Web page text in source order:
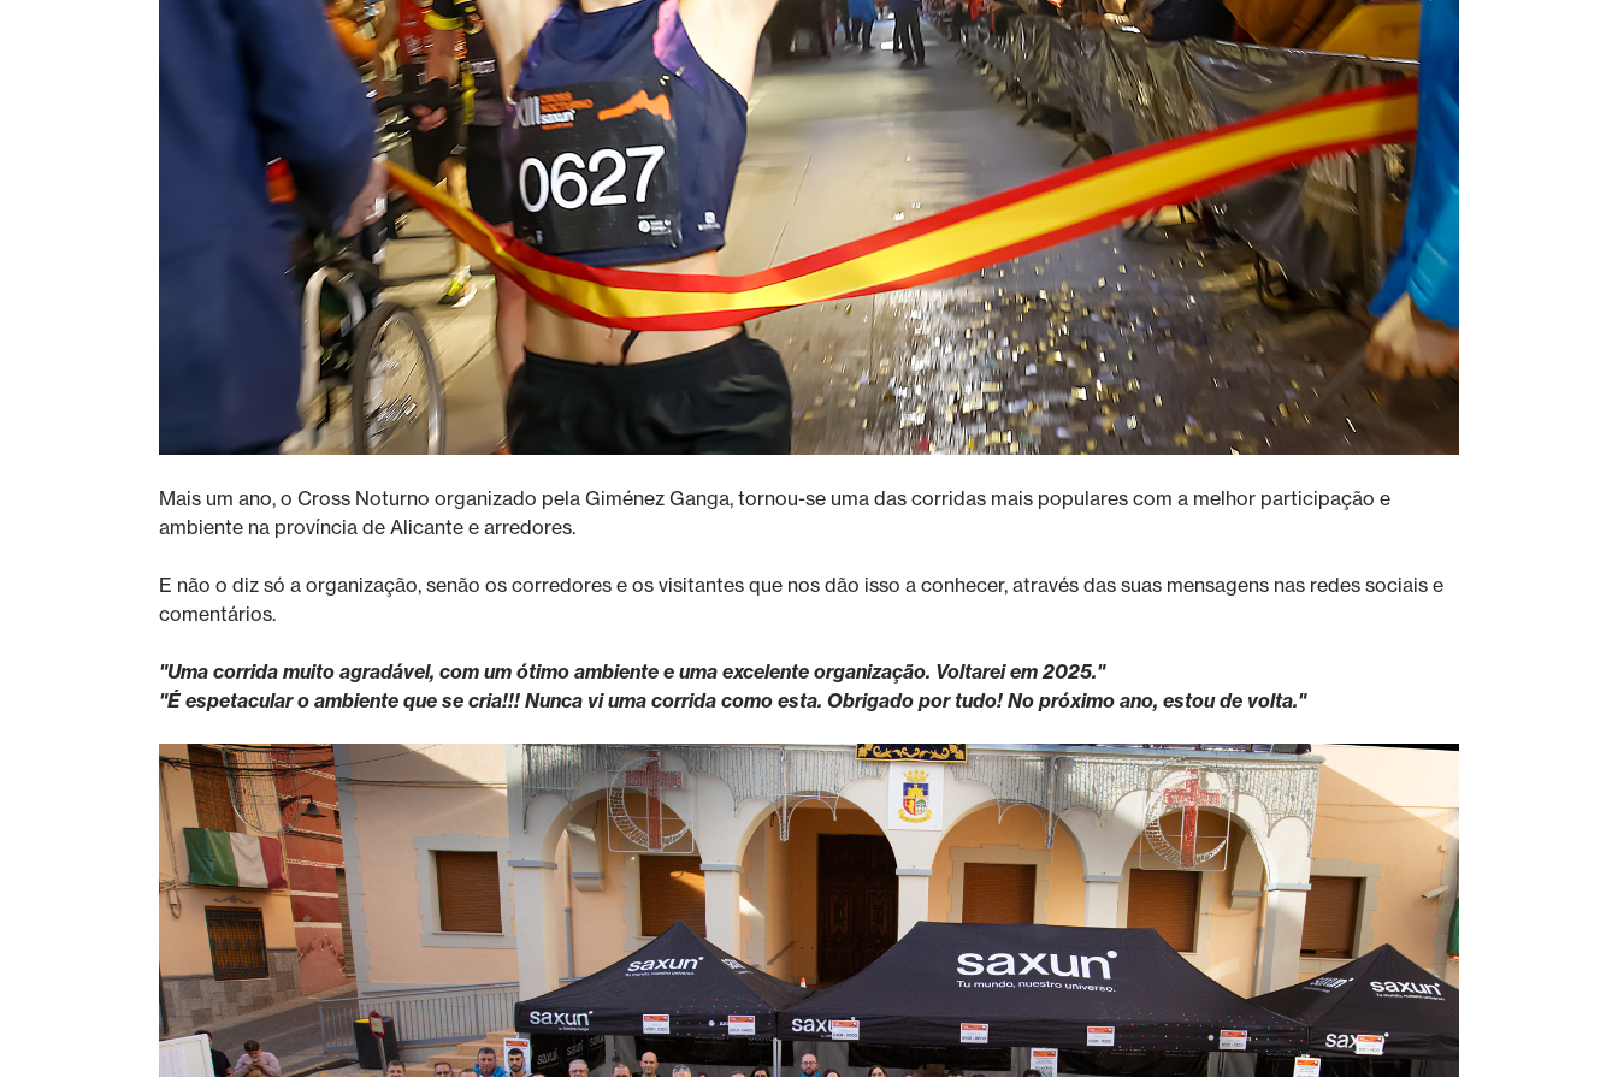
Mais um ano, o Cross Noturno organizado pela Giménez Ganga, tornou-se uma das corridas mais populares com a melhor participação e
ambiente na província de Alicante e arredores.
E não o diz só a organização, senão os corredores e os visitantes que nos dão isso a conhecer, através das suas mensagens nas redes sociais e
comentários.
"Uma corrida muito agradável, com um ótimo ambiente e uma excelente organização. Voltarei em 2025."
"É espetacular o ambiente que se cria!!! Nunca vi uma corrida como esta. Obrigado por tudo! No próximo ano, estou de volta."